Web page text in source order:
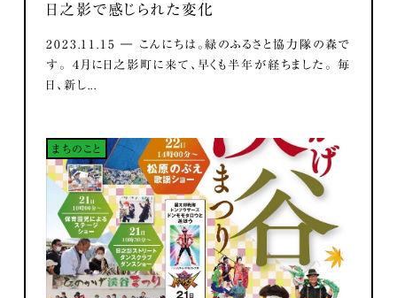
日之影で感じられた変化
2023.11.15 ― こんにちは。緑のふるさと協力隊の森で
す。 ４月に日之影町に来て、早くも半年が経ちました。 毎
日、新し...
まちのこと